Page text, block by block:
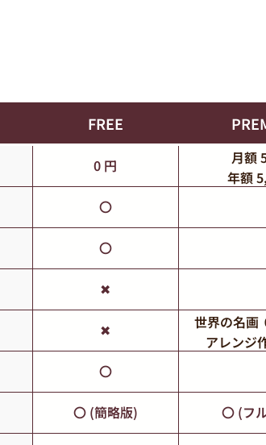
FREE
0 円
月額
年額
〇
〇
✖
✖
世界の名画
アレンジ
〇
〇 (簡略版) 〇 (フ